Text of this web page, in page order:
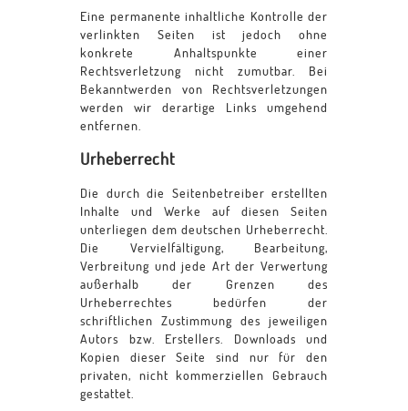
Eine permanente inhaltliche Kontrolle der
verlinkten Seiten ist jedoch ohne
konkrete Anhaltspunkte einer
Rechtsverletzung nicht zumutbar. Bei
Bekanntwerden von Rechtsverletzungen
werden wir derartige Links umgehend
entfernen.
Urheberrecht
Die durch die Seitenbetreiber erstellten
Inhalte und Werke auf diesen Seiten
unterliegen dem deutschen Urheberrecht.
Die Vervielfältigung, Bearbeitung,
Verbreitung und jede Art der Verwertung
außerhalb der Grenzen des
Urheberrechtes bedürfen der
schriftlichen Zustimmung des jeweiligen
Autors bzw. Erstellers. Downloads und
Kopien dieser Seite sind nur für den
privaten, nicht kommerziellen Gebrauch
gestattet.